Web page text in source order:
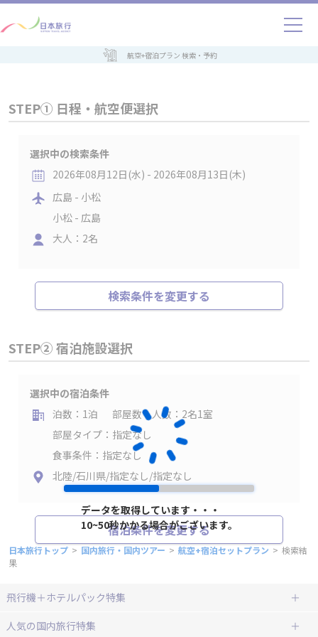
航空+宿泊プラン 検索・予約
データを取得しています・・・
10~50秒かかる場合がございます。
STEP① 日程・航空便選択
選択中の検索条件
2026年08月12日(水) - 2026年08月13日(木)
広島 - 小松
小松 - 広島
大人：2名
検索条件を変更する
STEP② 宿泊施設選択
選択中の宿泊条件
泊数：1泊
部屋数・人数：2名1室
部屋タイプ：指定なし
食事条件：指定なし
北陸/石川県/指定なし/指定なし
宿泊条件を変更する
日本旅行トップ > 国内旅行・国内ツアー > 航空+宿泊セットプラン > 検索結
果
飛行機＋ホテルパック特集
赤い風船ダイナミックパッケージ
ＪＡＬで行く飛行機+ホテルパック
人気の国内旅行特集